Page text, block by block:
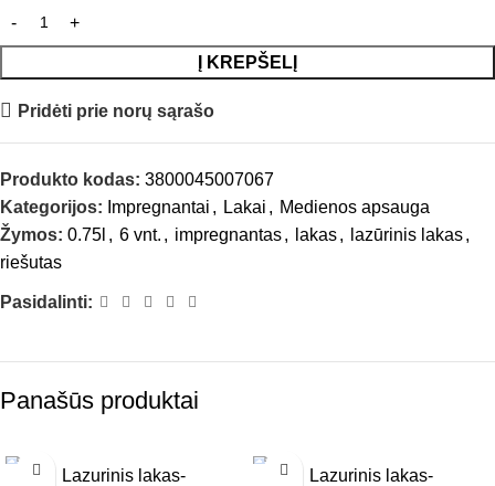
Į KREPŠELĮ
Pridėti prie norų sąrašo
Produkto kodas: 3800045007067
Kategorijos: Impregnantai , Lakai , Medienos apsauga
Žymos: 0.75l , 6 vnt. , impregnantas, lakas, lazūrinis lakas,
riešutas
Pasidalinti:
Panašūs produktai
Lazurinis lakas-
Lazurinis lakas-